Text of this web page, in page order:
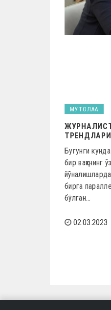
МУТОЛАА
ТРЕНДЛАРИ
Бугунги
бир вақтнинг
бирга
бўлган…
02.03.2023